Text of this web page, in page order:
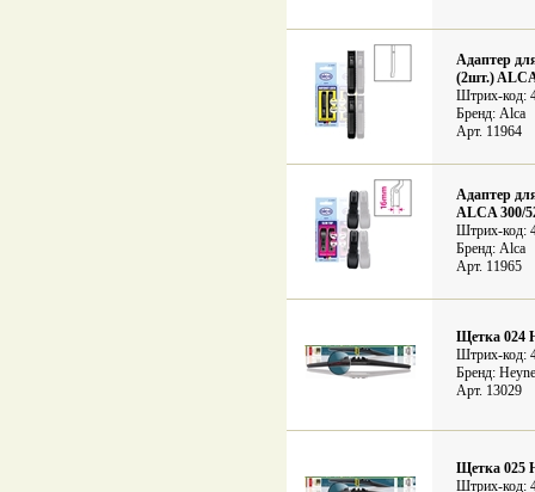
Адаптер
(2шт.)
Штрих-код:
Бренд: Alca
Арт. 11964
Адаптер
ALCA 300/
Штрих-код:
Бренд: Alca
Арт. 11965
Щетка 024
Штрих-код:
Бренд:
Арт. 13029
Щетка 025
Штрих-код: